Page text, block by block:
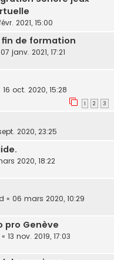
2021, 15:00
de formation
07 janv. 2021, 17:21
16 oct. 2020, 15:28
1 2 3
2020, 23:25
2020, 18:22
« 06 mars 2020, 10:29
pro Genève
« 13 nov. 2019, 17:03